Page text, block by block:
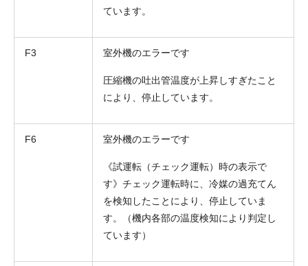
ています。
F3 室外機のエラーです
圧縮機の吐出管温度が上昇しすぎたこと
により、停止しています。
F6 室外機のエラーです
《試運転（チェック運転）時の表示で
す》チェック運転時に、冷媒の過充てん
を検知したことにより、停止していま
す。（機内各部の温度検知により判定し
ています）